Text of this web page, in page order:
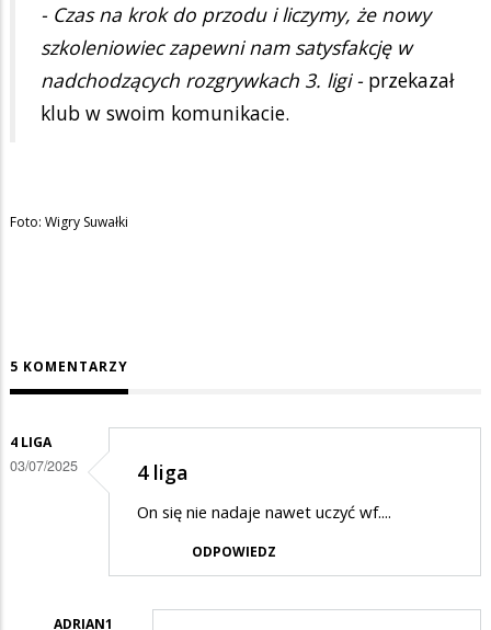
- Czas na krok do przodu i liczymy, że nowy
szkoleniowiec zapewni nam satysfakcję w
nadchodzących rozgrywkach 3. ligi - przekazał
klub w swoim komunikacie.
Foto: Wigry Suwałki
5 KOMENTARZY
4 LIGA
03/07/2025 4 liga
On się nie nadaje nawet uczyć wf....
ODPOWIEDZ
ADRIAN1